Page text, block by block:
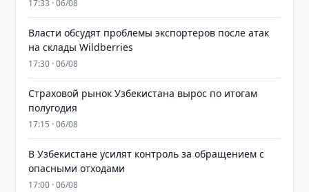
17:33 · 06/08
Власти обсудят проблемы экспортеров после атак
на склады Wildberries
17:30 · 06/08
Страховой рынок Узбекистана вырос по итогам
полугодия
17:15 · 06/08
В Узбекистане усилят контроль за обращением с
опасными отходами
17:00 · 06/08